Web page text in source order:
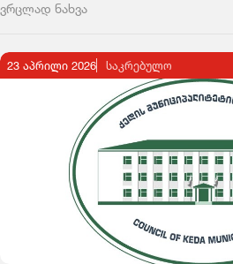
ვრცლად ნახვა
23 აპრილი 2026 ᲡᲐᲙᲠᲔᲑᲣᲚᲝ